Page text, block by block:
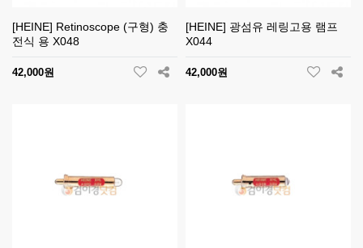
[HEINE] Retinoscope (구형) 충
전식 용 X048
42,000원
[HEINE] 광섬유 레링고용 램프
X044
42,000원